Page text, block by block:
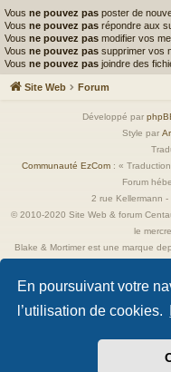
En poursuivant votre
l’utilisation de cookies.
Vous ne pouvez pas poster de
Vous ne pouvez pas répondre aux
Vous ne pouvez pas modifier vos
Vous ne pouvez pas supprimer vos
Vous ne pouvez pas joindre des
Site Web Forum
Développé par
Style par
Communauté EzCom : «
Forum
2 rue Kellermann
© 2010-2020 Site Web & forum
le
Blake & Mortimer est une marque
Toutes les images incluses dans
Elles ne sont ici qu'à titre de